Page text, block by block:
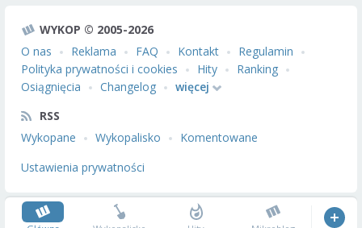
WYKOP © 2005-2026
O nas
Reklama FAQ Kontakt
Regulamin
Polityka prywatności i cookies
Hity
Ranking
Osiągnięcia
Changelog
więcej
RSS
Wykopane
Wykopalisko
Komentowane
Ustawienia prywatności